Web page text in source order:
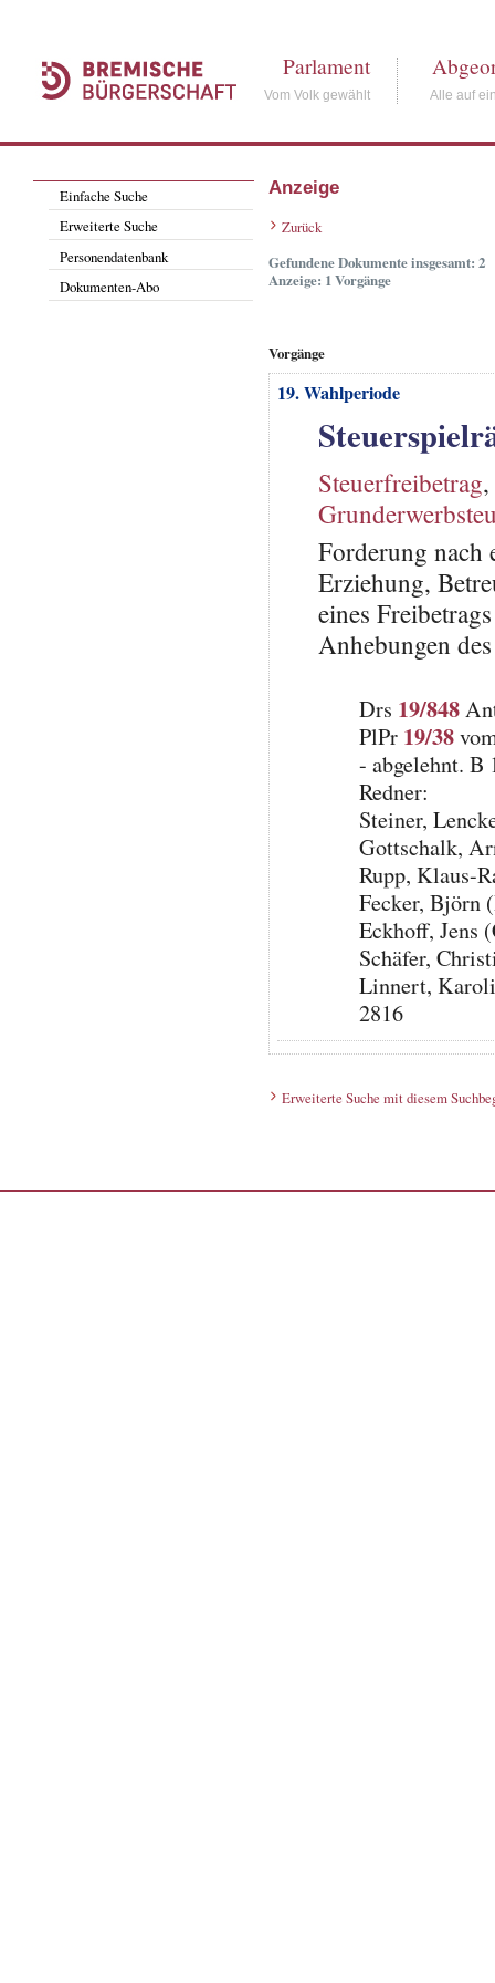
Parlament
Vom Volk gewählt Alle auf
Einfache Suche
Erweiterte Suche
Personendatenbank
Dokumenten-Abo
Anzeige
Zurück
Gefundene Dokumente insgesamt: 2
Anzeige: 1 Vorgänge
Vorgänge
19. Wahlperiode
Steuerfreibetrag,
Forderung nach
Erziehung,
eines
Anhebungen
Drs 19/848
PlPr 19/38
- abgelehnt. B
Redner:
Steiner,
Gottschalk,
Rupp, Klaus-
Fecker, Björn
Eckhoff, Jens
Schäfer,
Linnert,
2816
Erweiterte Suche mit diesem